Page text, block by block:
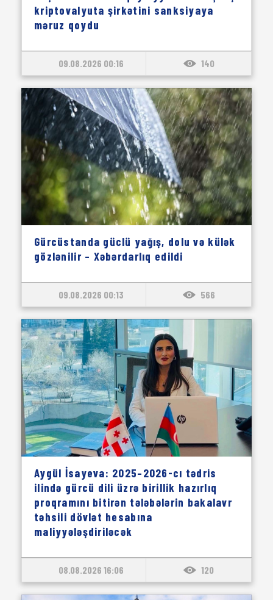
kriptovalyuta şirkətini sanksiyaya
məruz qoydu
09.08.2026 00:16 140
Gürcüstanda güclü yağış, dolu və külək
gözlənilir – Xəbərdarlıq edildi
09.08.2026 00:13 566
Aygül İsayeva: 2025–2026-cı tədris
ilində gürcü dili üzrə birillik hazırlıq
proqramını bitirən tələbələrin bakalavr
təhsili dövlət hesabına
maliyyələşdiriləcək
08.08.2026 16:06 120